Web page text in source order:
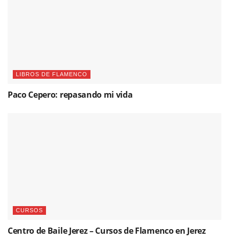
LIBROS DE FLAMENCO
Paco Cepero: repasando mi vida
CURSOS
Centro de Baile Jerez – Cursos de Flamenco en Jerez